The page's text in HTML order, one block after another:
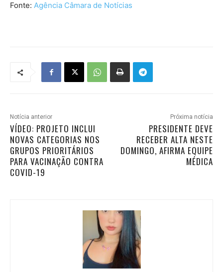
Fonte: Agência Câmara de Notícias
Notícia anterior
VÍDEO: PROJETO INCLUI
NOVAS CATEGORIAS NOS
GRUPOS PRIORITÁRIOS
PARA VACINAÇÃO CONTRA
COVID-19
Próxima notícia
PRESIDENTE DEVE
RECEBER ALTA NESTE
DOMINGO, AFIRMA EQUIPE
MÉDICA